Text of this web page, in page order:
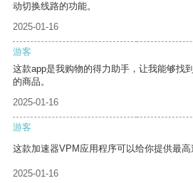
动切换线路的功能。
2025-01-16
游客
这款app是我购物的得力助手，让我能够找
的商品。
2025-01-16
游客
这款加速器VPM应用程序可以给你提供最高
2025-01-16